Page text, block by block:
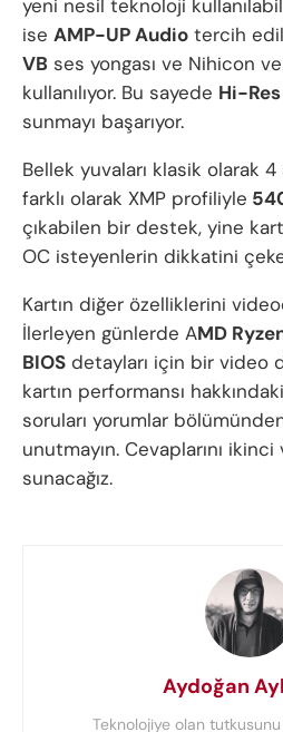
yeni nesil teknoloji
ise AMP-UP Audio tercih
VB ses yongası ve Nihicon
kullanılıyor. Bu sayede Hi-Res
sunmayı başarıyor.
Bellek yuvaları klasik olarak
farklı olarak XMP profiliyle
çıkabilen bir destek, yine
OC isteyenlerin dikkatini
Kartın diğer özelliklerini
İlerleyen günlerde AMD
BIOS detayları için bir video
kartın performansı
soruları yorumlar
unutmayın. Cevaplarını
sunacağız.
Aydoğan
Teknolojiye olan